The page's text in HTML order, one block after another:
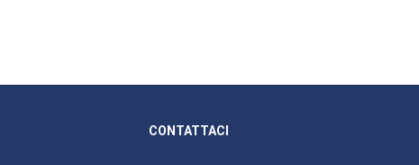
CONTATTACI